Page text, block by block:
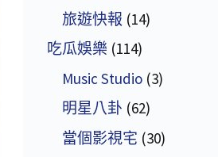
旅遊快報 (14)
吃瓜娛樂 (114)
Music Studio (3)
明星八卦 (62)
當個影視宅 (30)